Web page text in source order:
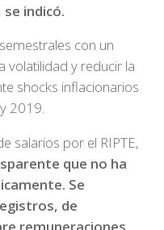
indicó.
con un
volatilidad y reducir la
shocks inflacionarios
2019.
salarios por el RIPTE,
que no ha
Se
de